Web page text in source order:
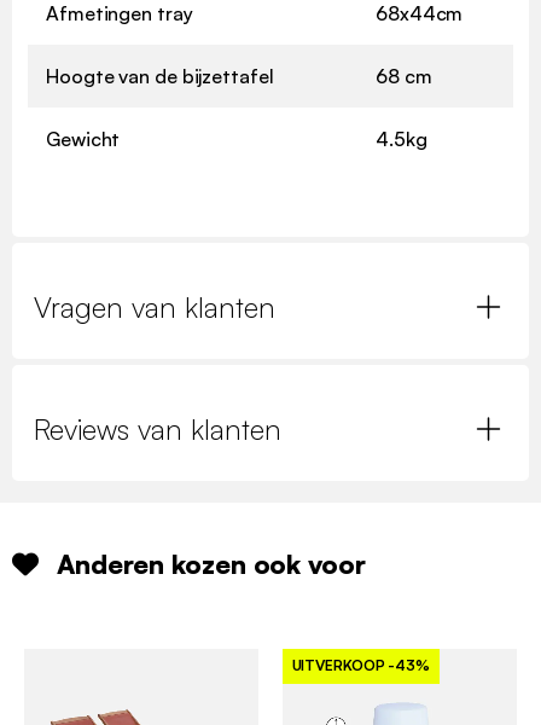
Afmetingen tray 68x44cm
Hoogte van de bijzettafel 68 cm
Gewicht 4.5kg
Vragen van klanten
Reviews van klanten
Anderen kozen ook voor
UITVERKOOP -43%